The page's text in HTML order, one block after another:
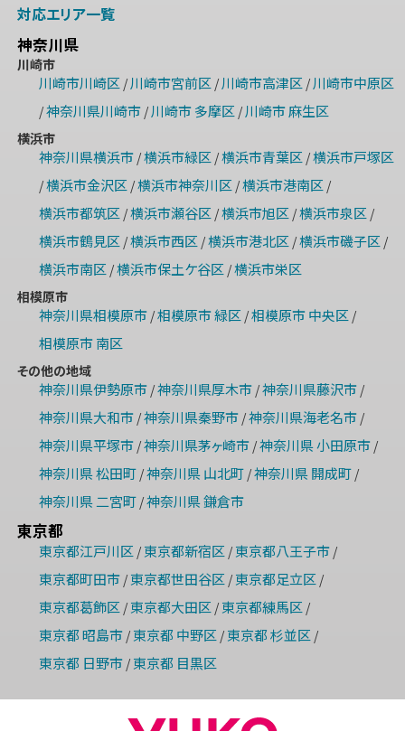
対応エリア一覧
神奈川県
川崎市
川崎市川崎区/川崎市宮前区/川崎市高津区/川崎市中原区
/神奈川県川崎市/川崎市 多摩区/川崎市 麻生区
横浜市
神奈川県横浜市/横浜市緑区/横浜市青葉区/横浜市戸塚区
/横浜市金沢区/横浜市神奈川区/横浜市港南区/
横浜市都筑区/横浜市瀬谷区/横浜市旭区/横浜市泉区/
横浜市鶴見区/横浜市西区/横浜市港北区/横浜市磯子区/
横浜市南区/横浜市保土ケ谷区/横浜市栄区
相模原市
神奈川県相模原市/相模原市 緑区/相模原市 中央区/
相模原市 南区
その他の地域
神奈川県伊勢原市/神奈川県厚木市/神奈川県藤沢市/
神奈川県大和市/神奈川県秦野市/神奈川県海老名市/
神奈川県平塚市/神奈川県茅ヶ崎市/神奈川県 小田原市/
神奈川県 松田町/神奈川県 山北町/神奈川県 開成町/
神奈川県 二宮町/神奈川県 鎌倉市
東京都
東京都江戸川区/ 東京都新宿区/ 東京都八王子市/
東京都町田市/ 東京都世田谷区/ 東京都足立区/
東京都葛飾区/ 東京都大田区/ 東京都練馬区/
東京都 昭島市/ 東京都 中野区/ 東京都 杉並区/
東京都 日野市/ 東京都 目黒区